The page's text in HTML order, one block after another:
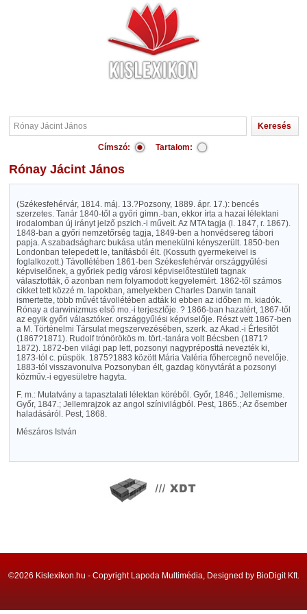
Címszó: Tartalom:
Rónay Jácint János
(Székesfehérvár, 1814. máj. 13.?Pozsony, 1889. ápr. 17.): bencés
szerzetes. Tanár 1840-től a győri gimn.-ban, ekkor írta a hazai lélektani
irodalomban új irányt jelző pszich.-i műveit. Az MTA tagja (l. 1847, r. 1867).
1848-ban a győri nemzetőrség tagja, 1849-ben a honvédsereg tábori
papja. A szabadságharc bukása után menekülni kényszerült. 1850-ben
Londonban telepedett le, tanításból élt. (Kossuth gyermekeivel is
foglalkozott.) Távollétében 1861-ben Székesfehérvár országgyűlési
képviselőnek, a győriek pedig városi képviselőtestületi tagnak
választották, ő azonban nem folyamodott kegyelemért. 1862-től számos
cikket tett közzé m. lapokban, amelyekben Charles Darwin tanait
ismertette, több művét távollétében adták ki ebben az időben m. kiadók.
Rónay a darwinizmus első mo.-i terjesztője. ? 1866-ban hazatért, 1867-től
az egyik győri választóker. országgyűlési képviselője. Részt vett 1867-ben
a M. Történelmi Társulat megszervezésében, szerk. az Akad.-i Értesítőt
(1867?1871). Rudolf trónörökös m. tört.-tanára volt Bécsben (1871?
1872). 1872-ben világi pap lett, pozsonyi nagypréposttá nevezték ki,
1873-tól c. püspök. 1875?1883 között Mária Valéria főhercegnő nevelője.
1883-tól visszavonulva Pozsonyban élt, gazdag könyvtárát a pozsonyi
közműv.-i egyesületre hagyta.
F. m.: Mutatvány a tapasztalati lélektan köréből. Győr, 1846.; Jellemisme.
Győr, 1847.; Jellemrajzok az angol színivilágból. Pest, 1865.; Az ősember
haladásáról. Pest, 1868.
Mészáros István
©2026 Kislexikon.hu - Copyright Lapoda Multimédia, Designed by BioDigit Kft.